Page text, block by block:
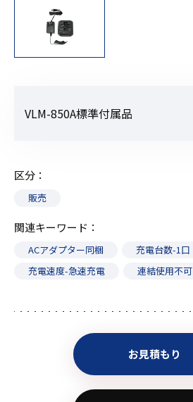
VLM-850A標準付属品
区分
販売
関連キーワード
ACアダプター同梱
充電台数-1口
充電速度-急速充電
連結使用不可
お見積もり